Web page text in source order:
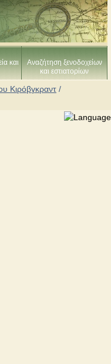
και
Αναζήτηση ξενοδοχείων
και εστιατορίων
Κιρόβγκραντ /